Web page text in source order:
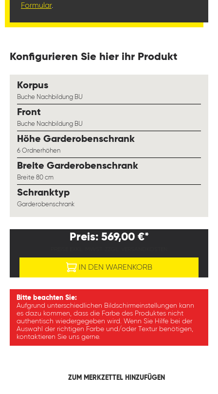
Formular.
Konfigurieren Sie hier ihr Produkt
Korpusauswählen
Buche Nachbildung BU
Front
Buche Nachbildung BU
Höhe Garderobenschrankauswählen
6 Ordnerhöhen
Breite Garderobenschrankauswählen
Breite 80 cm
Schranktypauswählen
Garderobenschrank
Preis: 569,00 €*
IN DEN WARENKORB
Bitte beachten Sie:
Aufgrund unterschiedlichen Bildschirmeinstellungen kann
es dazu kommen, dass die Farbe des Produktes nicht
authentisch wiedergegeben wird. Wenn Sie Hilfe bei der
Auswahl der richtigen Farbe und/oder Textur benötigen,
kontaktieren Sie uns gerne.
ZUM MERKZETTEL HINZUFÜGEN